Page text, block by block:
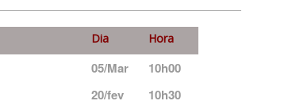
Dia Hora
05/Mar
10h00
20/fev
10h30